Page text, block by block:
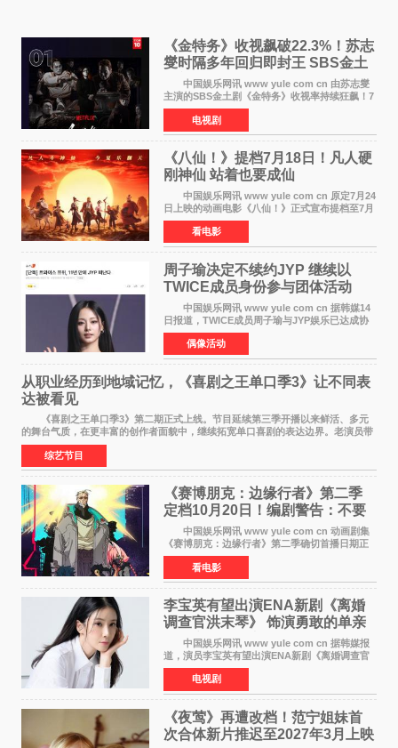
《金特务》收视飙破22.3%！苏志
燮时隔多年回归即封王 SBS金土
剧新纪录诞生
中国娱乐网讯 www yule com cn 由苏志燮
主演的SBS金土剧《金特务》收视率持续狂飙！7
月11日播出的第6集全国平均收视率高达22 3%，
瞬间最高更冲上26 4%，不仅再度刷新自身纪
录，更稳坐同时段
电视剧
《八仙！》提档7月18日！凡人硬
刚神仙 站着也要成仙
中国娱乐网讯 www yule com cn 原定7月24
日上映的动画电影《八仙！》正式宣布提档至7月
18日。这部国风动画大片将八仙过海，各显神通
这句刻在国人DNA里的俗语玩出了新花样——影
片讲述凡人
看电影
周子瑜决定不续约JYP 继续以
TWICE成员身份参与团体活动
中国娱乐网讯 www yule com cn 据韩媒14
日报道，TWICE成员周子瑜与JYP娱乐已达成协
议，不再续签个人专属合约，但她将继续参与
TWICE的完整团体活动。 周子瑜于2015年通
过生存节目《SIXTE
偶像活动
从职业经历到地域记忆，《喜剧之王单口季3》让不同表
达被看见
《喜剧之王单口季3》第二期正式上线。节目延续第三季开播以来鲜活、多元
的舞台气质，在更丰富的创作者面貌中，继续拓宽单口喜剧的表达边界。老演员带
着更加成熟的文本与舞台掌控回归，新面孔则
综艺节目
《赛博朋克：边缘行者》第二季
定档10月20日！编剧警告：不要
对角色投入太深
中国娱乐网讯 www yule com cn 动画剧集
《赛博朋克：边缘行者》第二季确切首播日期正
式敲定——将于10月20日在Netflix全球上线。此
前，Netflix韩国官方账号曾短暂出现这一日期信
息，随后迅
看电影
李宝英有望出演ENA新剧《离婚
调查官洪末琴》 饰演勇敢的单亲
妈妈家事调查官
中国娱乐网讯 www yule com cn 据韩媒报
道，演员李宝英有望出演ENA新剧《离婚调查官
洪末琴》女主角，引发观众期待。 李宝英在
剧中饰演家庭法院家事调查官洪末琴一角——即
使在极限状况
电视剧
《夜莺》再遭改档！范宁姐妹首
次合体新片推迟至2027年3月上映